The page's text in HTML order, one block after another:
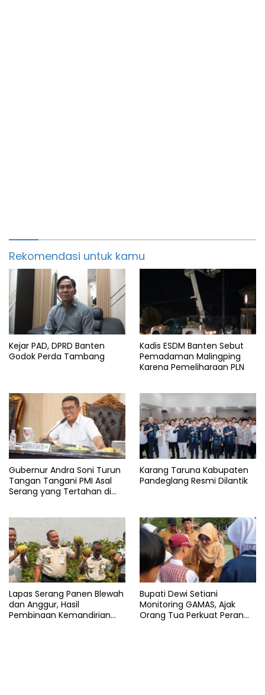
Rekomendasi untuk kamu
Kejar PAD, DPRD Banten
Godok Perda Tambang
Kadis ESDM Banten Sebut
Pemadaman Malingping
Karena Pemeliharaan PLN
Gubernur Andra Soni Turun
Tangan Tangani PMI Asal
Serang yang Tertahan di
Karang Taruna Kabupaten
Pandeglang Resmi Dilantik
Lapas Serang Panen Blewah
dan Anggur, Hasil
Pembinaan Kemandirian
Bupati Dewi Setiani
Monitoring GAMAS, Ajak
Orang Tua Perkuat Peran